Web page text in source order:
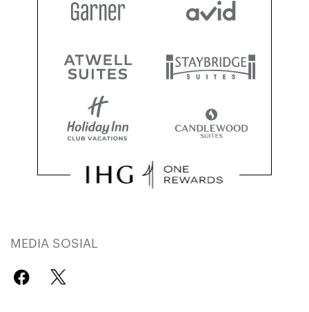
MEDIA SOSIAL